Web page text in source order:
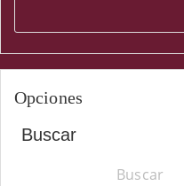
Opciones
Buscar